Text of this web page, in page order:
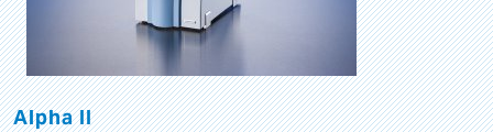
Alpha II